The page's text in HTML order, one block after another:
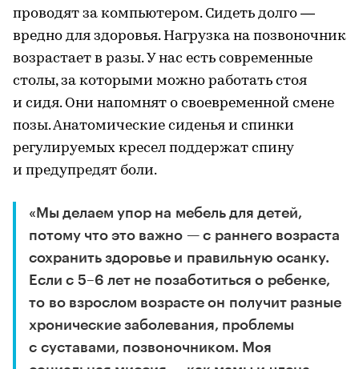
проводят за компьютером. Сидеть долго —
вредно для здоровья. Нагрузка на позвоночник
возрастает в разы. У нас есть современные
столы, за которыми можно работать стоя
и сидя. Они напомнят о своевременной смене
позы. Анатомические сиденья и спинки
регулируемых кресел поддержат спину
и предупредят боли.
«Мы делаем упор на мебель для детей,
потому что это важно — с раннего возраста
сохранить здоровье и правильную осанку.
Если с 5–6 лет не позаботиться о ребенке,
то во взрослом возрасте он получит разные
хронические заболевания, проблемы
с суставами, позвоночником. Моя